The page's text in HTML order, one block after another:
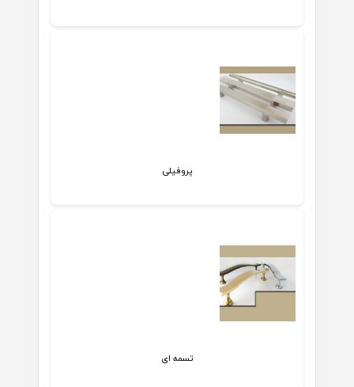
پروفیلی
تسمه ای